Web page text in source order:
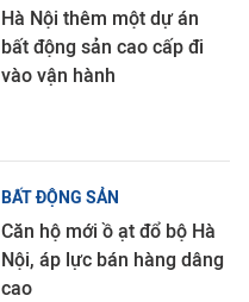
Hà Nội thêm một dự án
bất động sản cao cấp đi
vào vận hành
BẤT ĐỘNG SẢN
Căn hộ mới ồ ạt đổ bộ Hà
Nội, áp lực bán hàng dâng
cao